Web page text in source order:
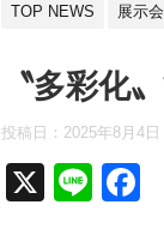
TOP NEWS 展示会
〝多彩化
投稿日：2025年8月4日
X
Li